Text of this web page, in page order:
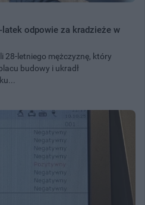
odpowie za kradzieże w
28-letniego mężczyznę, który
budowy i ukradł